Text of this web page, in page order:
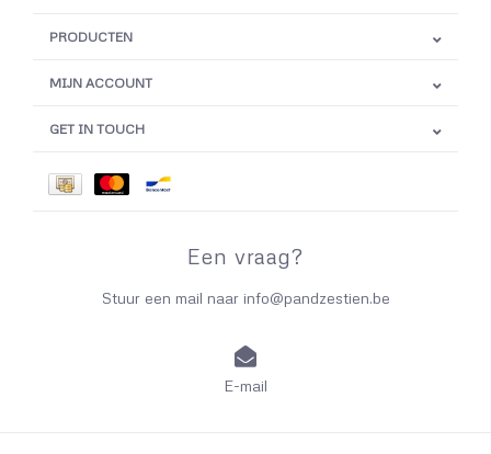
PRODUCTEN
MIJN ACCOUNT
GET IN TOUCH
Een vraag?
Stuur een mail naar info@pandzestien.be
E-mail